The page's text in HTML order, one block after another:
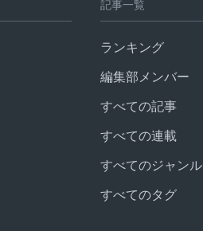
記事一覧
ランキング
編集部メンバー
すべての記事
すべての連載
すべてのジャンル
すべてのタグ